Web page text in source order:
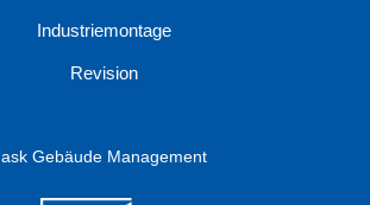
Industriemontage
Revision
askGebäude Management